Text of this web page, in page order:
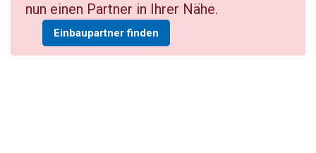
nun einen Partner in Ihrer Nähe.
Einbaupartner finden